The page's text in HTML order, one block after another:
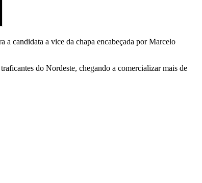
a candidata a vice da chapa encabeçada por Marcelo
do Nordeste, chegando a comercializar mais de